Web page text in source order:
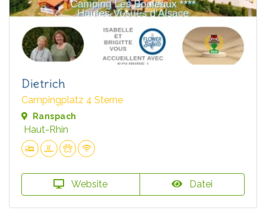
Dietrich
Campingplatz 4 Sterne
Ranspach
Haut-Rhin
Website Datei